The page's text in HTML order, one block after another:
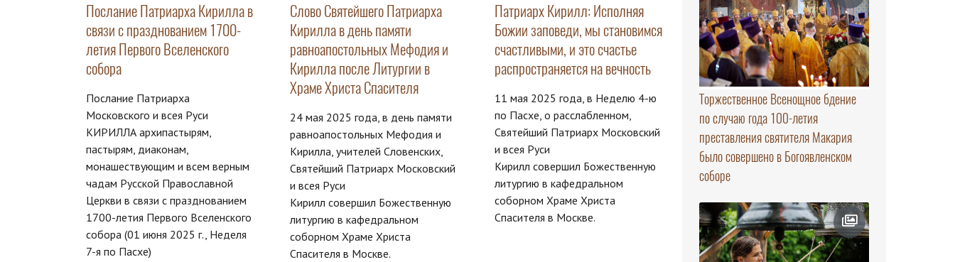
Послание Патриарха Кирилла в
связи с празднованием 1700-
летия Первого Вселенского
собора
Послание Патриарха
Московского и всея Руси
КИРИЛЛА архипастырям,
пастырям, диаконам,
монашествующим и всем верным
чадам Русской Православной
Церкви в связи с празднованием
1700-летия Первого Вселенского
собора (01 июня 2025 г., Неделя
7-я по Пасхе)
Слово Святейшего Патриарха
Кирилла в день памяти
равноапостольных Мефодия и
Кирилла после Литургии в
Храме Христа Спасителя
24 мая 2025 года, в день памяти
равноапостольных Мефодия и
Кирилла, учителей Словенских,
Святейший Патриарх Московский
и всея Руси
Кирилл совершил Божественную
литургию в кафедральном
соборном Храме Христа
Спасителя в Москве.
Патриарх Кирилл: Исполняя
Божии заповеди, мы становимся
счастливыми, и это счастье
распространяется на вечность
11 мая 2025 года, в Неделю 4-ю
по Пасхе, о расслабленном,
Святейший Патриарх Московский
и всея Руси
Кирилл совершил Божественную
литургию в кафедральном
соборном Храме Христа
Спасителя в Москве.
Торжественное Всенощное бдение
по случаю года 100-летия
преставления святителя Макария
было совершено в Богоявленском
соборе